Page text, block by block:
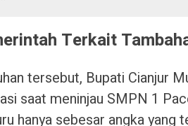
Terkait
tersebut, Bupati Cianjur
saat meninjau SMPN 1
hanya sebesar angka